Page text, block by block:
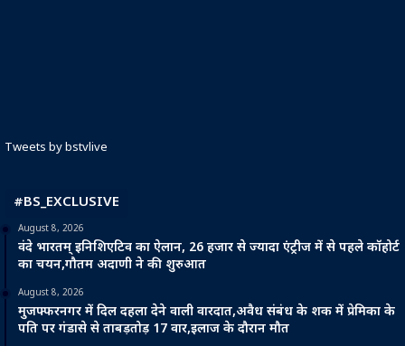
Tweets by bstvlive
#BS_EXCLUSIVE
August 8, 2026
वंदे भारतम् इनिशिएटिव का ऐलान, 26 हजार से ज्यादा एंट्रीज में से पहले कॉहोर्ट
का चयन,गौतम अदाणी ने की शुरुआत
August 8, 2026
मुजफ्फरनगर में दिल दहला देने वाली वारदात,अवैध संबंध के शक में प्रेमिका के
पति पर गंडासे से ताबड़तोड़ 17 वार,इलाज के दौरान मौत